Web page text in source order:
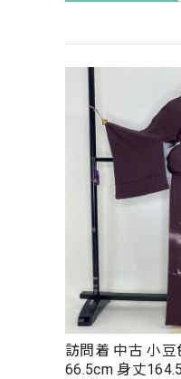
訪問着 中古 小
66.5cm 身丈